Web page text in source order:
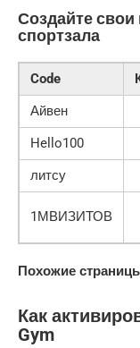
Создайте свои
спортзала
Code
Айвен
Hello100
литсу
1МВИЗИТОВ
Похожие
Как
Gym